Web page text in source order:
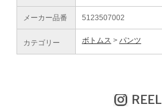
メーカー品番 5123507002
カテゴリー ボトムス パンツ
REEL